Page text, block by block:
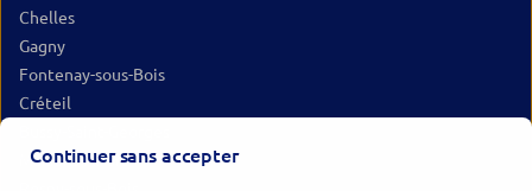
Chelles
Gagny
Fontenay-sous-Bois
Créteil
Maisons-Alfort
Continuer sans accepter